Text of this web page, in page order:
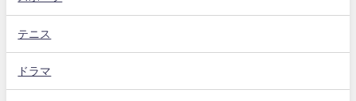
テニス
ドラマ